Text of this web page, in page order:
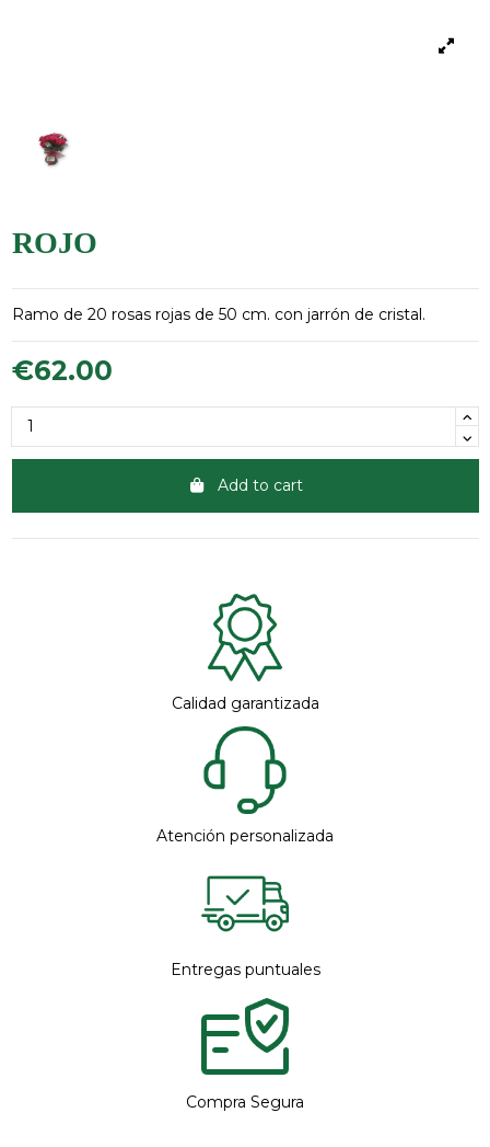
ROJO
Ramo de 20 rosas rojas de 50 cm. con jarrón de cristal.
€62.00
Add to cart
Calidad garantizada
Atención personalizada
Entregas puntuales
Compra Segura